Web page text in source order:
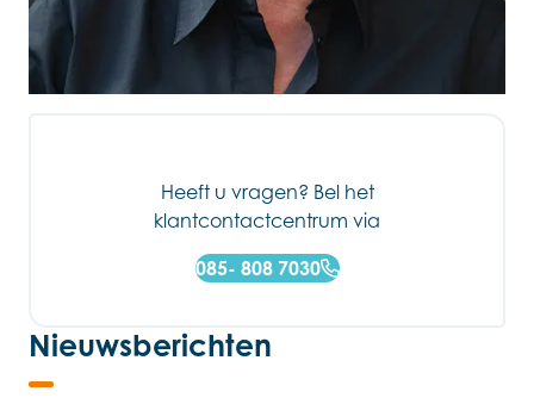
Heeft u vragen? Bel het
klantcontactcentrum via
085- 808 7030
Nieuwsberichten